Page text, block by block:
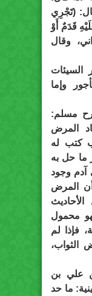
(تَجْرِي
قَدَمٌ أَوْ
وقال
السيئات
وإما
مسلم:
المرض
كتب له
ما حل به
آدم وجود
المرض
محمول
فإذا لم
الثواب،
علي بن
ما حد